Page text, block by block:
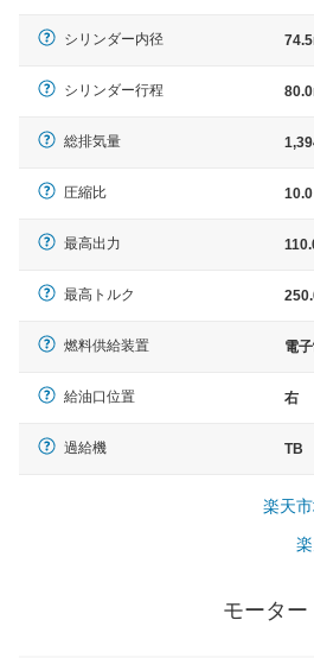
シリンダー内径
シリンダー行程
総排気量
圧縮比 10.0
最高出力
最高トルク
燃料供給装置 電
給油口位置 右
過給機 TB
楽天
モーター